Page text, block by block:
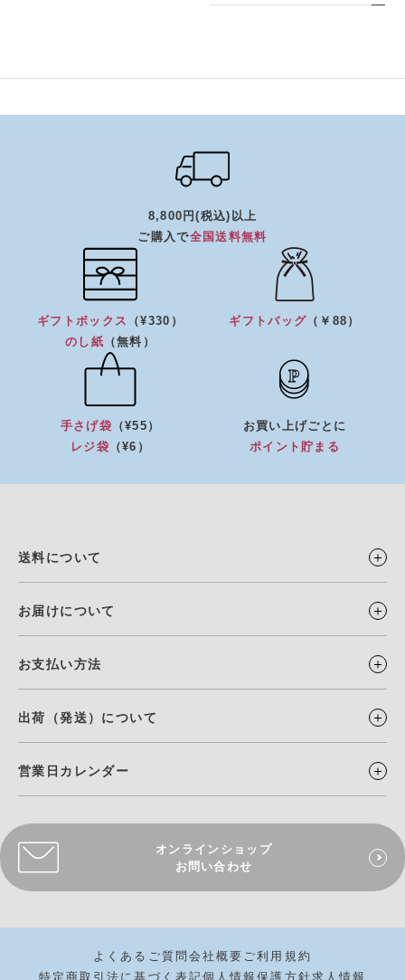
8,800円(税込)以上
ご購入で全国送料無料
ギフトボックス
（¥330）
のし紙 （無料）
ギフトバッグ （￥88）
手さげ袋 （¥55）
レジ袋 （¥6）
お買い上げごとに
ポイント貯まる
送料について
お届けについて
お支払い方法
出荷（発送）について
営業日カレンダー
オンラインショップ
お問い合わせ
よくあるご質問 会社概要 ご利用規約
特定商取引法に基づく表記個人情報保護方針求人情報